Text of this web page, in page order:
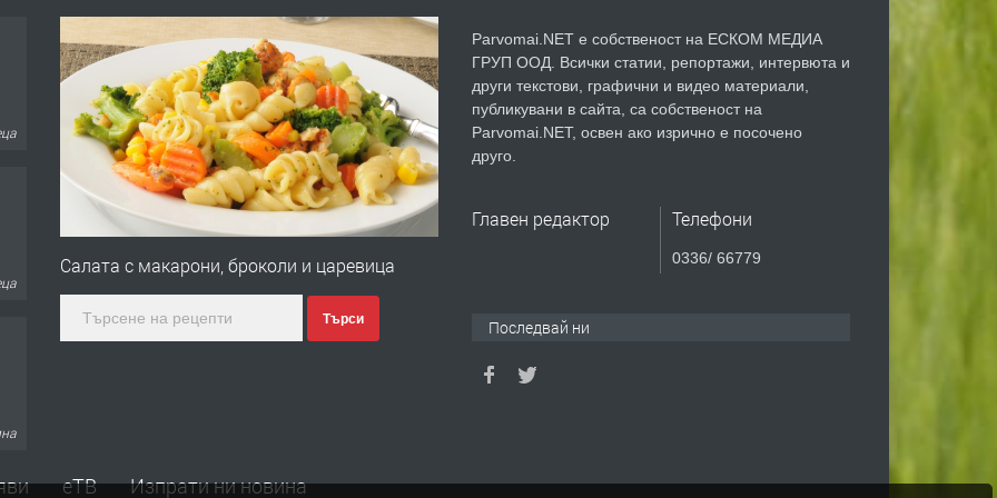
Салата с макарони, броколи и царевица
Търси
Parvomai.NET е собственост на ЕСКОМ МЕДИА
ГРУП ООД. Всички статии, репортажи, интервюта и
други текстови, графични и видео материали,
публикувани в сайта, са собственост на
Parvomai.NET, освен ако изрично е посочено
друго.
Главен редактор Телефони
0336/ 66779
Последвай ни
еТВ Изпрати ни новина